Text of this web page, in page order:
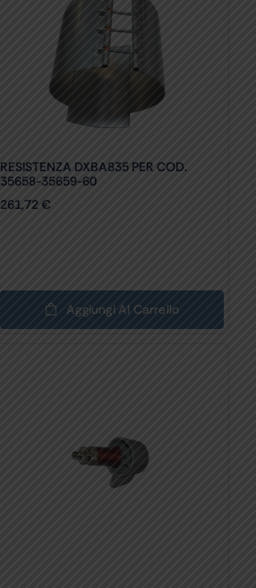
RESISTENZA DXBA835 PER COD.
35658-35659-60
261,72 €
Aggiungi Al Carrello